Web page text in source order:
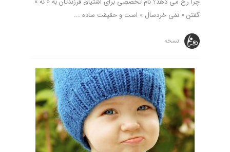
گفتن « نفی خردسال » است و حقیقت ساده ...
نسخه